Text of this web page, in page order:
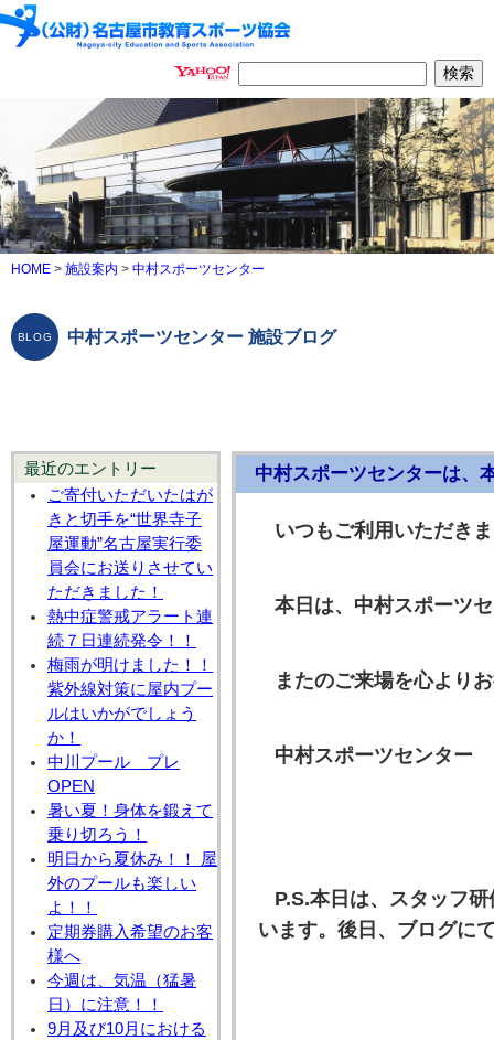
HOME > 施設案内 > 中村スポーツセンター
中村スポーツセンター 施設ブログ
最近のエントリー
ご寄付いただいたはが
きと切手を“世界寺子
屋運動”名古屋実行委
員会にお送りさせてい
ただきました！
熱中症警戒アラート連
続７日連続発令！！
梅雨が明けました！！
紫外線対策に屋内プー
ルはいかがでしょう
か！
中川プール プレ
OPEN
暑い夏！身体を鍛えて
乗り切ろう！
明日から夏休み！！ 屋
外のプールも楽しい
よ！！
定期券購入希望のお客
様へ
今週は、気温（猛暑
日）に注意！！
9月及び10月における
中村スポーツセンターは、
いつもご利用いただき
本日は、中村スポーツ
またのご来場を心より
中村スポーツセンター
P.S.本日は、スタッフ
います。後日、ブログに